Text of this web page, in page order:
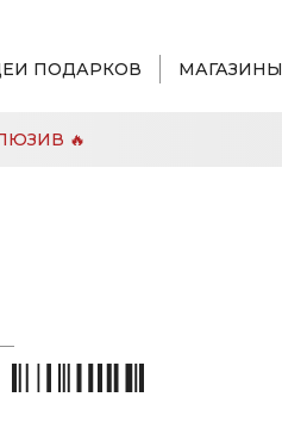
ПОДАРКОВ МАГАЗИНЫ
🔥